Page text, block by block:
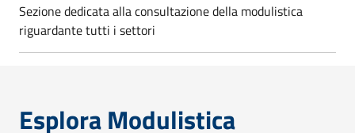
Sezione dedicata alla consultazione della modulistica
riguardante tutti i settori
Esplora Modulistica